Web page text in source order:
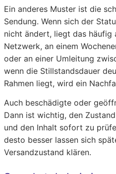
Ein anderes Muster ist die
Sendung. Wenn sich der
nicht ändert, liegt das häufig
Netzwerk, an einem
oder an einer Umleitung
wenn die Stillstandsdauer
Rahmen liegt, wird ein
Auch beschädigte oder
Dann ist wichtig, den
und den Inhalt sofort zu
desto besser lassen sich
Versandzustand klären.